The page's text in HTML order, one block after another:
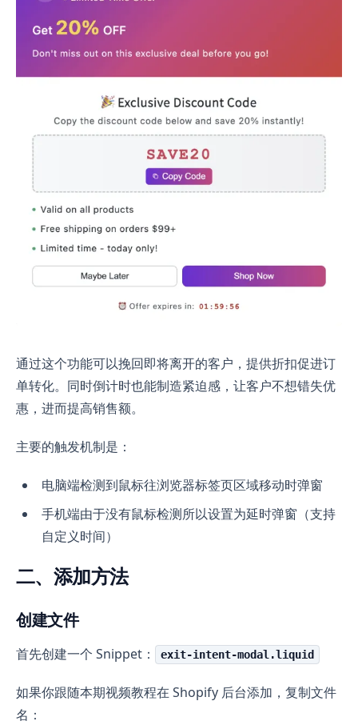
通过这个功能可以挽回即将离开的客户，提供折扣促进订
单转化。同时倒计时也能制造紧迫感，让客户不想错失优
惠，进而提高销售额。
主要的触发机制是：
电脑端检测到鼠标往浏览器标签页区域移动时弹窗
手机端由于没有鼠标检测所以设置为延时弹窗（支持
自定义时间）
二、添加方法
创建文件
首先创建一个 Snippet： exit-intent-modal.liquid
如果你跟随本期视频教程在 Shopify 后台添加，复制文件
名：